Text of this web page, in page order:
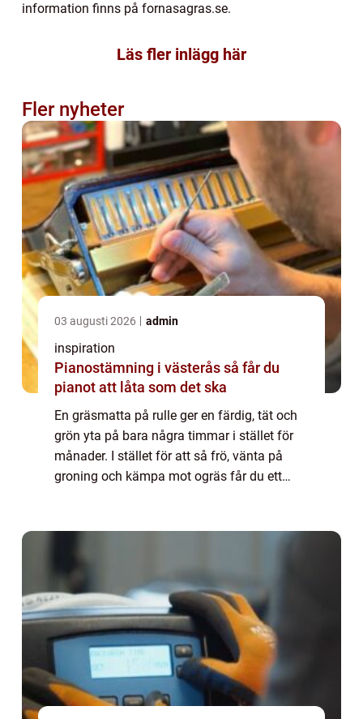
information finns på fornasagras.se.
Läs fler inlägg här
Fler nyheter
03 augusti 2026 admin
inspiration
Pianostämning i västerås så får du
pianot att låta som det ska
En gräsmatta på rulle ger en färdig, tät och
grön yta på bara några timmar i stället för
månader. I stället för att så frö, vänta på
groning och kämpa mot ogräs får du ett